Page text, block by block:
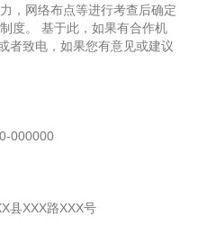
，网络布点等进行考查后确定
度。 基于此，如果有合作机
者致电，如果您有意见或建议
000000
县XXX路XXX号